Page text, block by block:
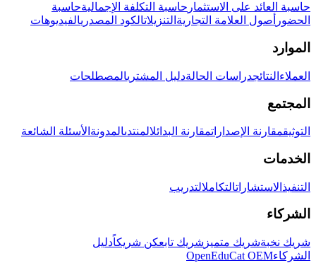
حاسبة العائد على الاستثمار حاسبة التكلفة الإجماليةحاسبة
الحضور أصول العلامة التجارية التنزيلاتالكود المصدريالفيديوهات
الموارد
العملاء النتائجدراسات الحالةدليل المشتريالمصطلحات
المجتمع
التوثيقمقارنة الإصداراتمقارنة البدائلالمنتدىالمدونة الأسئلة الشائعة
الخدمات
التنفيذ الاستشاراتالتكاملالتدريب
الشركاء
شريك نخبةشريك متميز شريك تابعكن شريكاًدليل
الشركاءOpenEduCat OEM